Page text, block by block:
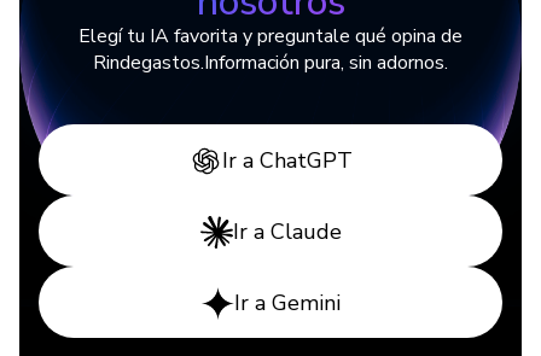
Elegí tu IA favorita y preguntale qué opina de
Rindegastos.Información pura, sin adornos.
Ir a ChatGPT
Ir a Claude
Ir a Gemini